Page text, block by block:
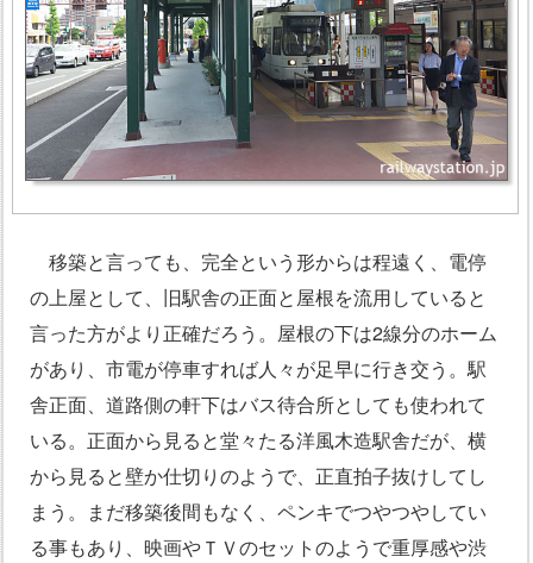
移築と言っても、完全という形からは程遠く、電停
の上屋として、旧駅舎の正面と屋根を流用していると
言った方がより正確だろう。屋根の下は2線分のホーム
があり、市電が停車すれば人々が足早に行き交う。駅
舎正面、道路側の軒下はバス待合所としても使われて
いる。正面から見ると堂々たる洋風木造駅舎だが、横
から見ると壁か仕切りのようで、正直拍子抜けしてし
まう。まだ移築後間もなく、ペンキでつやつやしてい
る事もあり、映画やＴＶのセットのようで重厚感や渋